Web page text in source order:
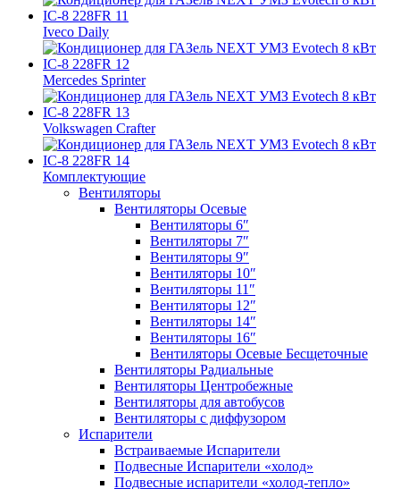
Iveco Daily
Mercedes Sprinter
Volkswagen Crafter
Комплектующие
Вентиляторы
Вентиляторы Осевые
Вентиляторы 6″
Вентиляторы 7″
Вентиляторы 9″
Вентиляторы 10″
Вентиляторы 11″
Вентиляторы 12″
Вентиляторы 14″
Вентиляторы 16″
Вентиляторы Осевые Бесщеточные
Вентиляторы Радиальные
Вентиляторы Центробежные
Вентиляторы для автобусов
Вентиляторы с диффузором
Испарители
Встраиваемые Испарители
Подвесные Испарители «холод»
Подвесные испарители «холод-тепло»